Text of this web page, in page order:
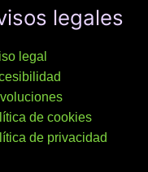
legales
legal
de cookies
de privacidad